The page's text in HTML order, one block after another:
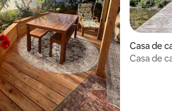
de 5, 265 avaliações Casa de
Casa de